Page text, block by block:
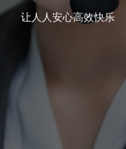
让人人安心高效快乐